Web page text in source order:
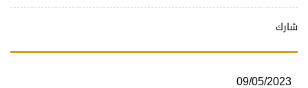
شارك
09/05/2023